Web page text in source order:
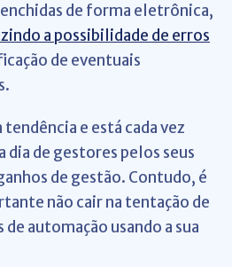
de forma eletrônica,
a possibilidade de erros
de eventuais
e está cada vez
dia de gestores pelos seus
de gestão. Contudo, é
não cair na tentação de
automação usando a sua